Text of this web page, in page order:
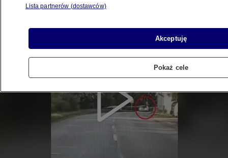
Posłuchaj artykułu
Lista partnerów (dostawców)
Akceptuję
Pokaż cele